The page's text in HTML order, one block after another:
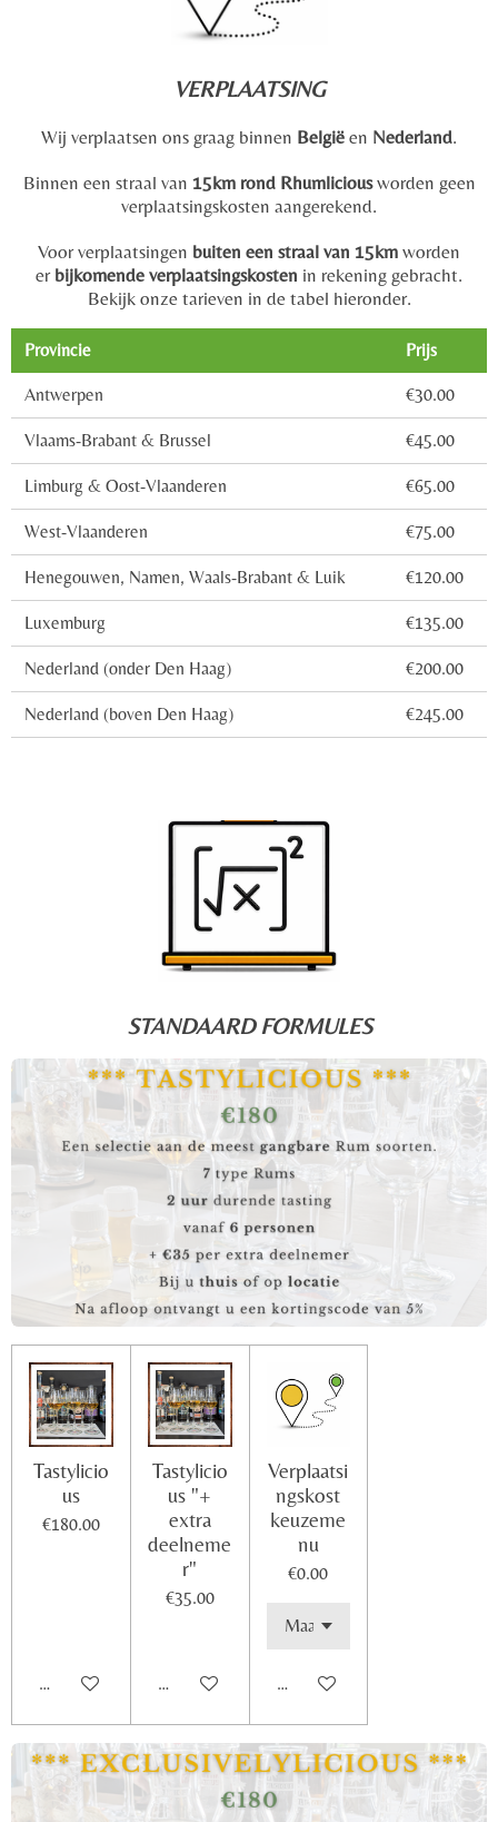
VERPLAATSING
Wij verplaatsen ons graag binnen België en Nederland.
Binnen een straal van 15km rond Rhumliciousworden geen
verplaatsingskosten aangerekend.
Voor verplaatsingen buiten een straal van 15km worden
er bijkomende verplaatsingskosten in rekening gebracht.
Bekijk onze tarieven in de tabel hieronder.
Provincie Prijs
Antwerpen €30.00
Vlaams-Brabant & Brussel €45.00
Limburg & Oost-Vlaanderen €65.00
West-Vlaanderen €75.00
Henegouwen, Namen, Waals-Brabant & Luik €120.00
Luxemburg €135.00
Nederland (onder Den Haag) €200.00
Nederland (boven Den Haag) €245.00
STANDAARD FORMULES
Tastylicio
us
€180.00
Add to cart
Tastylicio
us "+
extra
deelneme
r"
€35.00
Add to cart
Verplaatsi
ngskost
keuzeme
nu
€0.00
Add to cart